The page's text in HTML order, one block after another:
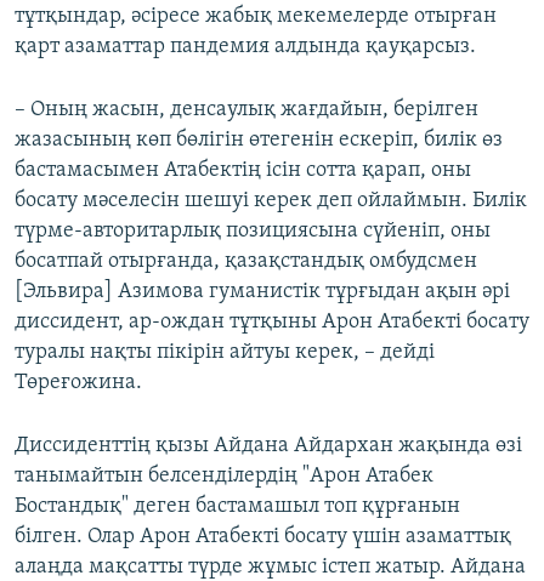
тұтқындар, әсіресе жабық мекемелерде отырған
қарт азаматтар пандемия алдында қауқарсыз.
– Оның жасын, денсаулық жағдайын, берілген
жазасының көп бөлігін өтегенін ескеріп, билік өз
бастамасымен Атабектің ісін сотта қарап, оны
босату мәселесін шешуі керек деп ойлаймын. Билік
түрме-авторитарлық позициясына сүйеніп, оны
босатпай отырғанда, қазақстандық омбудсмен
[Эльвира] Азимова гуманистік тұрғыдан ақын әрі
диссидент, ар-ождан тұтқыны Арон Атабекті босату
туралы нақты пікірін айтуы керек, – дейді
Төреғожина.
Диссиденттің қызы Айдана Айдархан жақында өзі
танымайтын белсенділердің "Арон Атабек
Бостандық" деген бастамашыл топ құрғанын
білген. Олар Арон Атабекті босату үшін азаматтық
алаңда мақсатты түрде жұмыс істеп жатыр. Айдана